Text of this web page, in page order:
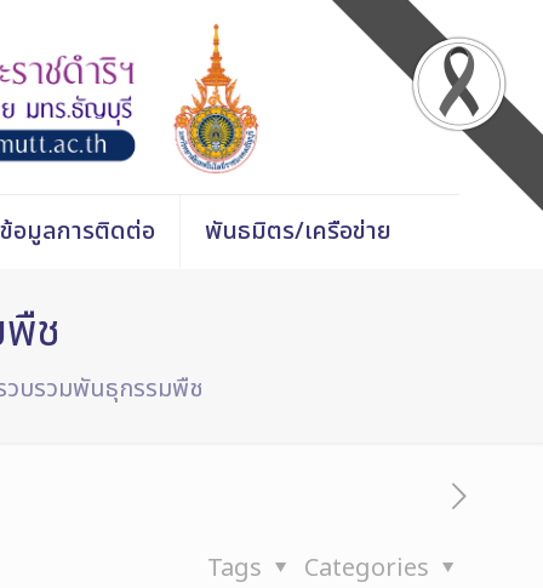
ข้อมูลการติดต่อ พันธมิตร/เครือข่าย
ช
วบรวมพันธุกรรมพืช
Categories
Tags